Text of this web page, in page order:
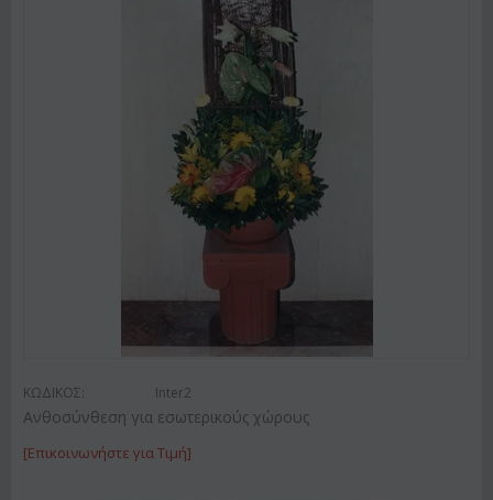
ΚΩΔΙΚΟΣ: Inter2
Ανθοσύνθεση για εσωτερικούς χώρους
[Επικοινωνήστε για Τιμή]